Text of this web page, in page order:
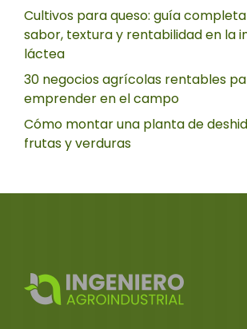
Cultivos para queso: guía
sabor, textura y rentabilidad en la
láctea
30 negocios agrícolas rentables
emprender en el campo
Cómo montar una planta de
frutas y verduras